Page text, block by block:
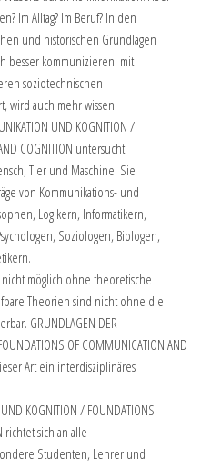
Im Alltag? Im Beruf? In den
und historischen Grundlagen
besser kommunizieren: mit
soziotechnischen
wird auch mehr wissen.
UND KOGNITION /
COGNITION untersucht
Tier und Maschine. Sie
von Kommunikations- und
Logikern, Informatikern,
Soziologen, Biologen,
möglich ohne theoretische
Theorien sind nicht ohne die
GRUNDLAGEN DER
OF COMMUNICATION AND
Art ein interdisziplinäres
KOGNITION / FOUNDATIONS
richtet sich an alle
Studenten, Lehrer und